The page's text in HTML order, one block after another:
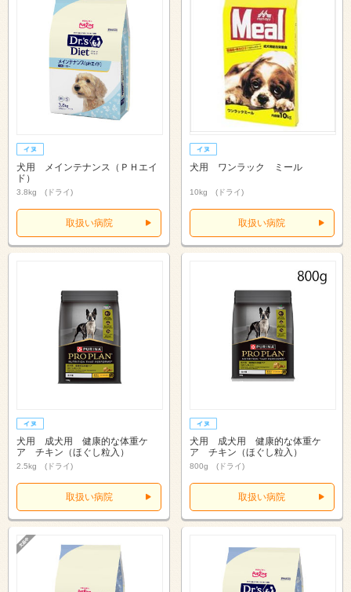
犬用 メインテナンス（ＰＨエイ
ド）
3.8kg (ドライ)
取扱い病院
犬用 ワンラック ミール
10kg (ドライ)
取扱い病院
犬用 成犬用 健康的な体重ケ
ア チキン（ほぐし粒入）
2.5kg (ドライ)
取扱い病院
犬用 成犬用 健康的な体重ケ
ア チキン（ほぐし粒入）
800g (ドライ)
取扱い病院